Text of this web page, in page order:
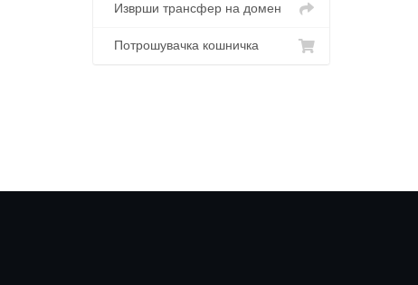
Изврши трансфер на домен
Потрошувачка кошничка